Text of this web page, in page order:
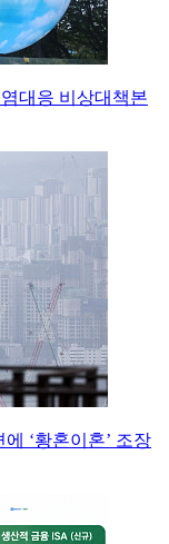
대응 비상대책본
‘황혼이혼’ 조장